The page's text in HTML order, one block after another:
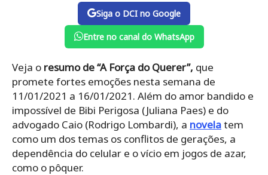
Siga o DCI no Google
Entre no canal do WhatsApp
Veja o resumo de “A Força do Querer”, que
promete fortes emoções nesta semana de
11/01/2021 a 16/01/2021. Além do amor bandido e
impossível de Bibi Perigosa (Juliana Paes) e do
advogado Caio (Rodrigo Lombardi), a novelatem
como um dos temas os conflitos de gerações, a
dependência do celular e o vício em jogos de azar,
como o pôquer.